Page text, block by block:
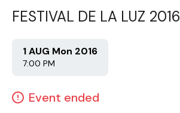
FESTIVAL DE LA LUZ 2016
1 AUG Mon 2016
7:00 PM
Event ended